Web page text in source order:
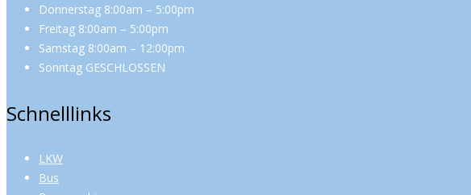
Donnerstag 8:00am – 5:00pm
Freitag 8:00am – 5:00pm
Samstag 8:00am – 12:00pm
Sonntag GESCHLOSSEN
Schnelllinks
LKW
Bus